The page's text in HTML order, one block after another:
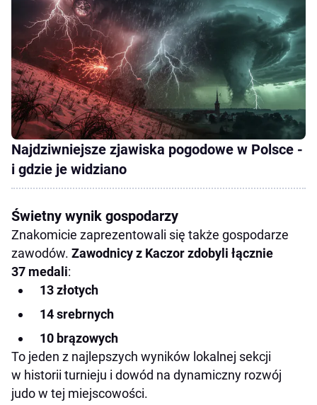
Najdziwniejsze zjawiska pogodowe w Polsce -
i gdzie je widziano
Świetny wynik gospodarzy
Znakomicie zaprezentowali się także gospodarze
zawodów. Zawodnicy z Kaczor zdobyli łącznie
37 medali:
13 złotych
14 srebrnych
10 brązowych
To jeden z najlepszych wyników lokalnej sekcji
w historii turnieju i dowód na dynamiczny rozwój
judo w tej miejscowości.